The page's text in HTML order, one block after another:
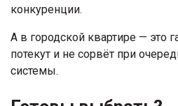
конкуренции.
А в городской квартире — это
потекут и не сорвёт при
системы.